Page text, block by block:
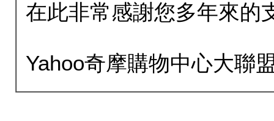
在此非常感謝您多年來的
Yahoo奇摩購物中心大